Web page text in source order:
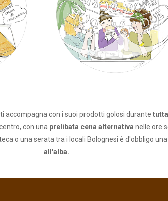
ti accompagna con i suoi prodotti golosi durante
con una prelibata cena alternativa nelle ore
o una serata tra i locali Bolognesi è d'obbligo una
all'alba.